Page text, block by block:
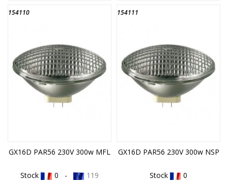
154110
GX16D PAR56 230V 300w MFL
Stock 0 -
119
154111
GX16D PAR56 230V 300w NSP
Stock
0